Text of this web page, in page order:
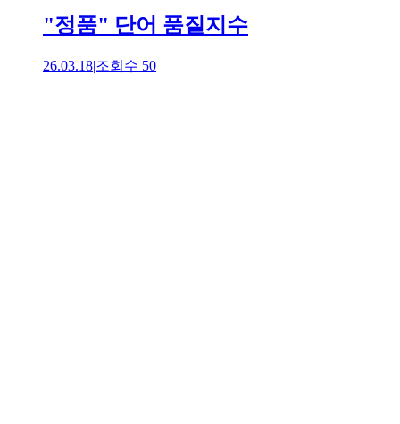
"정품" 단어 품질지수
26.03.18|조회수 50